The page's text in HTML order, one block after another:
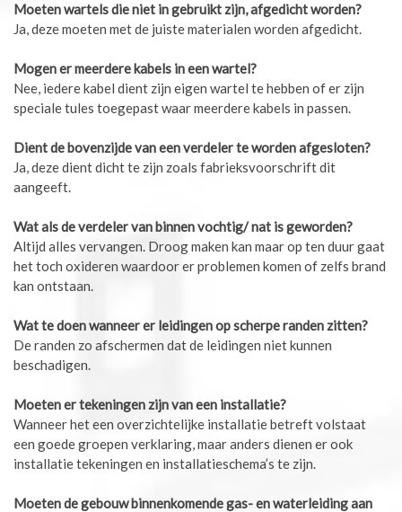
Moeten wartels die niet in gebruikt zijn, afgedicht worden?
Ja, deze moeten met de juiste materialen worden afgedicht.
Mogen er meerdere kabels in een wartel?
Nee, iedere kabel dient zijn eigen wartel te hebben of er zijn
speciale tules toegepast waar meerdere kabels in passen.
Dient de bovenzijde van een verdeler te worden afgesloten?
Ja, deze dient dicht te zijn zoals fabrieksvoorschrift dit
aangeeft.
Wat als de verdeler van binnen vochtig/ nat is geworden?
Altijd alles vervangen. Droog maken kan maar op ten duur gaat
het toch oxideren waardoor er problemen komen of zelfs brand
kan ontstaan.
Wat te doen wanneer er leidingen op scherpe randen zitten?
De randen zo afschermen dat de leidingen niet kunnen
beschadigen.
Moeten er tekeningen zijn van een installatie?
Wanneer het een overzichtelijke installatie betreft volstaat
een goede groepen verklaring, maar anders dienen er ook
installatie tekeningen en installatieschema’s te zijn.
Moeten de gebouw binnenkomende gas- en waterleiding aan